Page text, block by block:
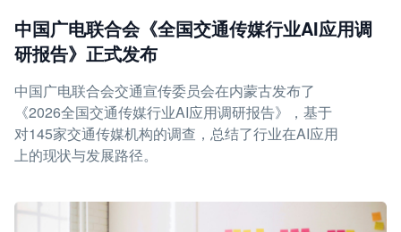
中国广电联合会《全国交通传媒行业AI应用调
研报告》正式发布
中国广电联合会交通宣传委员会在内蒙古发布了
《2026全国交通传媒行业AI应用调研报告》，基于
对145家交通传媒机构的调查，总结了行业在AI应用
上的现状与发展路径。